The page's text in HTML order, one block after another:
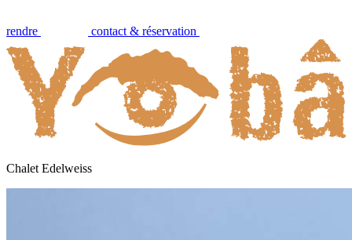
rendre contact & réservation
Chalet Edelweiss